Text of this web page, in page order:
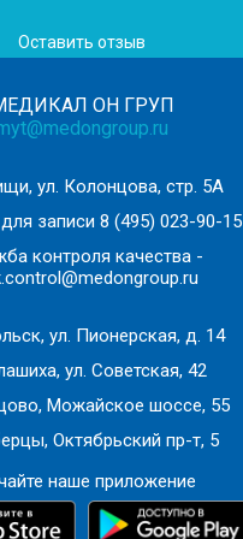
Оставить отзыв
ОН ГРУП
ул. Колонцова, стр. 5А
записи 8 (495) 023-90-15
контроля качества -
ул. Пионерская, д. 14
ул. Советская, 42
Можайское шоссе, 55
Октябрьский пр-т, 5
наше приложение